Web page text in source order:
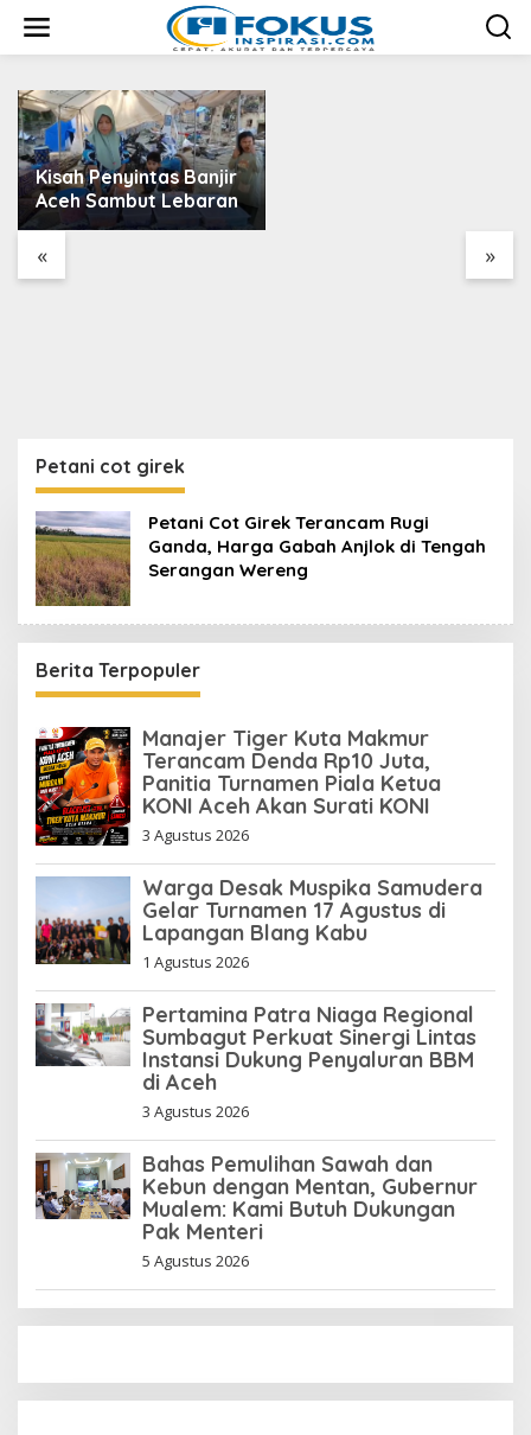
w
« »
Kisah Penyintas Banjir
Aceh Sambut Lebaran
Keseruan dan
Kehangatan Bersama
Petani cot girek
Petani Cot Girek Terancam Rugi
Ganda, Harga Gabah Anjlok di Tengah
Serangan Wereng
Berita Terpopuler
Manajer Tiger Kuta Makmur
Terancam Denda Rp10 Juta,
Panitia Turnamen Piala Ketua
KONI Aceh Akan Surati KONI
3 Agustus 2026
Warga Desak Muspika Samudera
Gelar Turnamen 17 Agustus di
Lapangan Blang Kabu
1 Agustus 2026
Pertamina Patra Niaga Regional
Sumbagut Perkuat Sinergi Lintas
Instansi Dukung Penyaluran BBM
di Aceh
3 Agustus 2026
Bahas Pemulihan Sawah dan
Kebun dengan Mentan, Gubernur
Mualem: Kami Butuh Dukungan
Pak Menteri
5 Agustus 2026